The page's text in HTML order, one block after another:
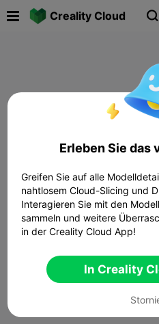
Creality Cloud 
Erleben Sie das
Greifen Sie auf alle
nahtlosem Cloud-Slicing und
Interagieren Sie mit den
sammeln und weitere
in der Creality Cloud App!
In Creality